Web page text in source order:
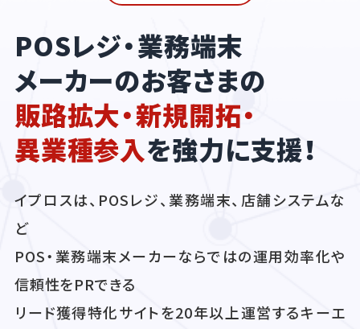
POSレジ・業務端末
メーカーのお客さまの
販路拡大・新規開拓・
異業種参入を強力に支援！
イプロスは、POSレジ、業務端末、店舗システムな
ど
POS・業務端末メーカーならではの運用効率化や
信頼性をPRできる
リード獲得特化サイトを20年以上運営するキーエ